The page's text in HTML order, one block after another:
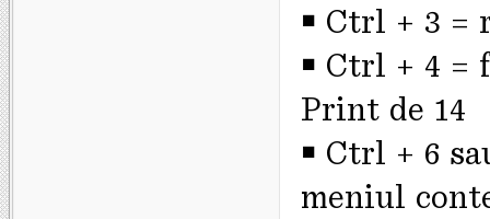
￭ Ctrl + 3 =
￭ Ctrl + 4 =
Print de 14
￭ Ctrl + 6
meniul